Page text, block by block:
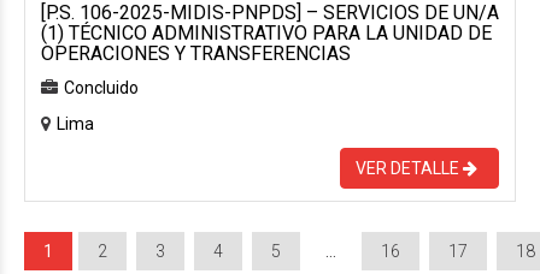
[P.S. 106-2025-MIDIS-PNPDS] – SERVICIOS DE UN/A
(1) TÉCNICO ADMINISTRATIVO PARA LA UNIDAD DE
OPERACIONES Y TRANSFERENCIAS
Concluido
Lima
VER DETALLE
1 2 3 4 5 16 17 18